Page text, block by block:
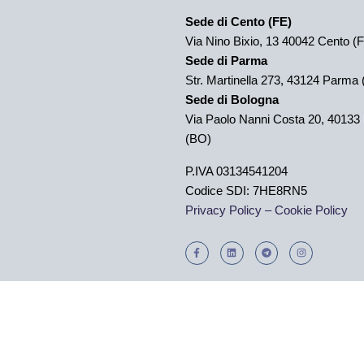
Sede di Cento (FE)
Via Nino Bixio, 13 40042 Cento
Sede di Parma
Str. Martinella 273, 43124 Parma
Sede di Bologna
Via Paolo Nanni Costa 20, 40133
(BO)
P.IVA 03134541204
Codice SDI: 7HE8RN5
Privacy Policy –Cookie Policy